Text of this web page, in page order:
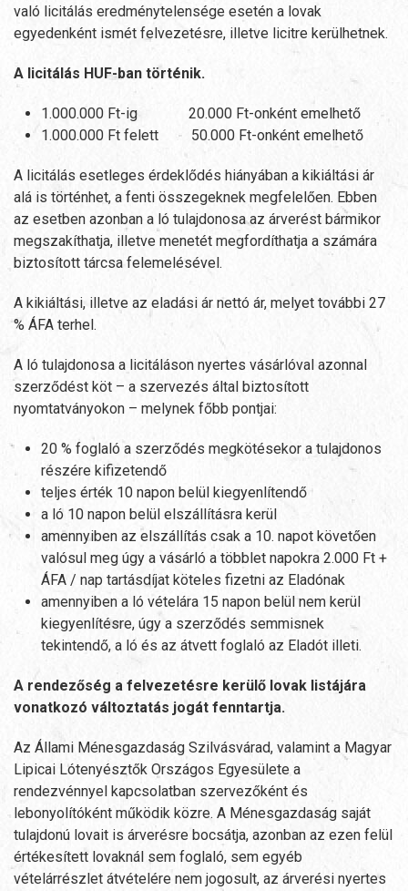
való licitálás eredménytelensége esetén a lovak
egyedenként ismét felvezetésre, illetve licitre kerülhetnek.
A licitálás HUF-ban történik.
1.000.000 Ft-ig 20.000 Ft-onként emelhető
1.000.000 Ft felett 50.000 Ft-onként emelhető
A licitálás esetleges érdeklődés hiányában a kikiáltási ár
alá is történhet, a fenti összegeknek megfelelően. Ebben
az esetben azonban a ló tulajdonosa az árverést bármikor
megszakíthatja, illetve menetét megfordíthatja a számára
biztosított tárcsa felemelésével.
A kikiáltási, illetve az eladási ár nettó ár, melyet további 27
% ÁFA terhel.
A ló tulajdonosa a licitáláson nyertes vásárlóval azonnal
szerződést köt – a szervezés által biztosított
nyomtatványokon – melynek főbb pontjai:
20 % foglaló a szerződés megkötésekor a tulajdonos
részére kifizetendő
teljes érték 10 napon belül kiegyenlítendő
a ló 10 napon belül elszállításra kerül
amennyiben az elszállítás csak a 10. napot követően
valósul meg úgy a vásárló a többlet napokra 2.000 Ft +
ÁFA / nap tartásdíjat köteles fizetni az Eladónak
amennyiben a ló vételára 15 napon belül nem kerül
kiegyenlítésre, úgy a szerződés semmisnek
tekintendő, a ló és az átvett foglaló az Eladót illeti.
A rendezőség a felvezetésre kerülő lovak listájára
vonatkozó változtatás jogát fenntartja.
Az Állami Ménesgazdaság Szilvásvárad, valamint a Magyar
Lipicai Lótenyésztők Országos Egyesülete a
rendezvénnyel kapcsolatban szervezőként és
lebonyolítóként működik közre. A Ménesgazdaság saját
tulajdonú lovait is árverésre bocsátja, azonban az ezen felül
értékesített lovaknál sem foglaló, sem egyéb
vételárrészlet átvételére nem jogosult, az árverési nyertes